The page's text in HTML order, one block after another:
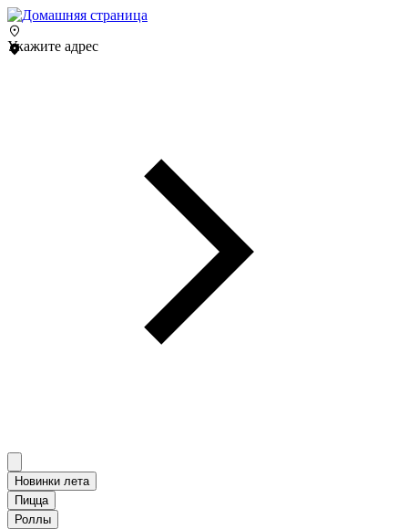
Укажите адрес
Новинки лета
Пицца
Роллы